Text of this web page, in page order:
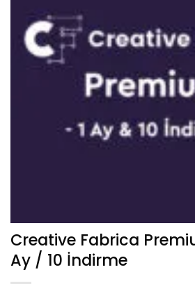
Creative Fabrica
Ay / 10 İndirme